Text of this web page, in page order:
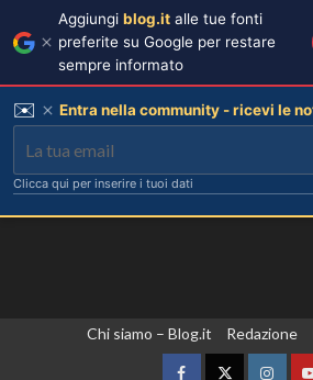
Chi siamo – Blog.it Redazione
Aggiungi blog.it alle tue fonti
preferite su Google per restare
sempre informato
✉️ Entra nella community - ricevi le
Clicca qui per inserire i tuoi dati